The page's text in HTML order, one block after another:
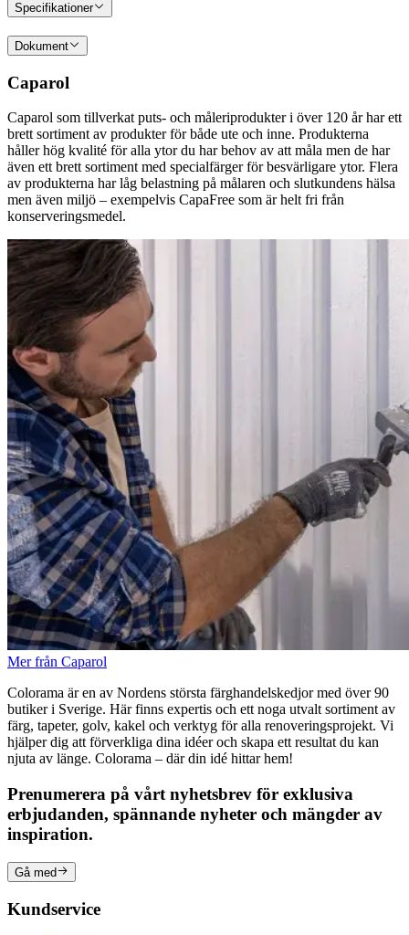
Specifikationer
Dokument
Caparol
Caparol som tillverkat puts- och måleriprodukter i över 120 år har ett
brett sortiment av produkter för både ute och inne. Produkterna
håller hög kvalité för alla ytor du har behov av att måla men de har
även ett brett sortiment med specialfärger för besvärligare ytor. Flera
av produkterna har låg belastning på målaren och slutkundens hälsa
men även miljö – exempelvis CapaFree som är helt fri från
konserveringsmedel.
Mer från Caparol
Colorama är en av Nordens största färghandelskedjor med över 90
butiker i Sverige. Här finns expertis och ett noga utvalt sortiment av
färg, tapeter, golv, kakel och verktyg för alla renoveringsprojekt. Vi
hjälper dig att förverkliga dina idéer och skapa ett resultat du kan
njuta av länge. Colorama – där din idé hittar hem!
Prenumerera på vårt nyhetsbrev för exklusiva
erbjudanden, spännande nyheter och mängder av
inspiration.
Gå med
Kundservice